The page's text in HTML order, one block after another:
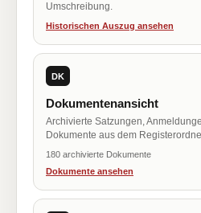
Umschreibung.
Historischen Auszug ansehen
DK
Dokumentenansicht
Archivierte Satzungen,
Dokumente aus dem
180 archivierte Dokumente
Dokumente ansehen